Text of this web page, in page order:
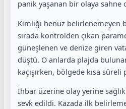
panik yaşanan bir olaya sahne
Kimliği henüz belirlenemeyen
sırada kontrolden çıkan
güneşlenen ve denize giren
düştü. O anlarda plajda
kaçışırken, bölgede kısa süreli
İhbar üzerine olay yerine
sevk edildi. Kazada ilk